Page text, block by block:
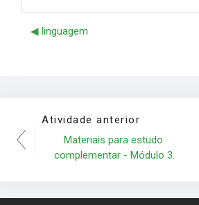
◀︎ linguagem
Atividade anterior
Materiais para estudo
complementar - Módulo 3.